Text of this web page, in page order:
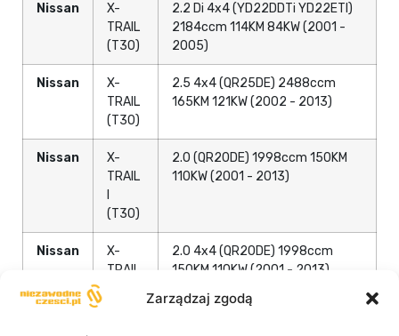
Zarządzaj zgodą
Nissan
X-
TRAIL
(T30)
2.2 Di 4x4 (YD22DDTi YD22ETI)
2184ccm 114KM 84KW (2001 -
2005)
Nissan
X-
TRAIL
(T30)
2.5 4x4 (QR25DE) 2488ccm
165KM 121KW (2002 - 2013)
Nissan
X-
TRAIL
I
(T30)
2.0 (QR20DE) 1998ccm 150KM
110KW (2001 - 2013)
Nissan
X-
TRAIL
2.0 4x4 (QR20DE) 1998ccm
150KM 110KW (2001 - 2013)